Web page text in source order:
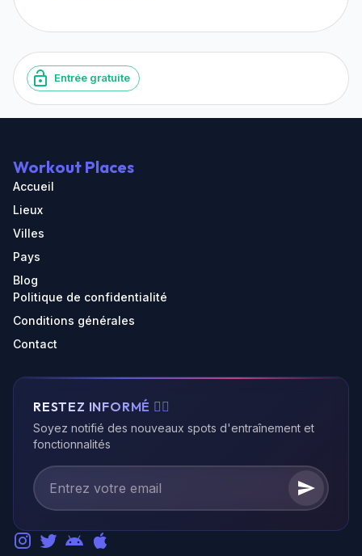
Entrée gratuite
Workout Places
Accueil
Lieux
Villes
Pays
Blog
Politique de confidentialité
Conditions générales
Contact
RESTEZ INFORMÉ 🏃‍♂️
Soyez notifié des nouveaux spots d'entraînement et
fonctionnalités